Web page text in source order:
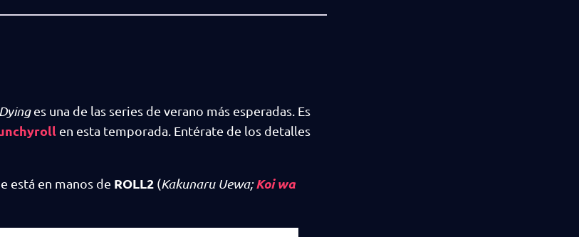
es una de las series de verano más esperadas. Es
en esta temporada. Entérate de los detalles
está en manos de ROLL2 (Kakunaru Uewa;Koi wa